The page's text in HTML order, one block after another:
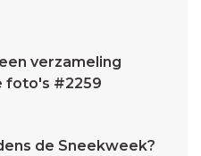
verzameling
foto's #2259
de Sneekweek?